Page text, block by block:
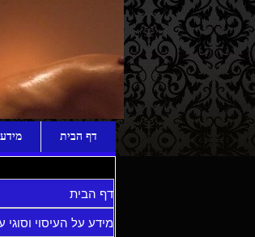
דף הבית
דף הבית
מידע על העיסוי וסוגי